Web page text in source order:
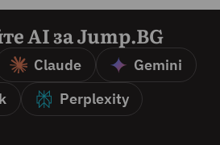
AI за Jump.BG
Claude
Gemini
Perplexity